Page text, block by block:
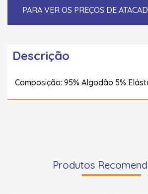
PARA VER OS PREÇOS DE
Descrição
Composição: 95% Algodão 5%
Produtos